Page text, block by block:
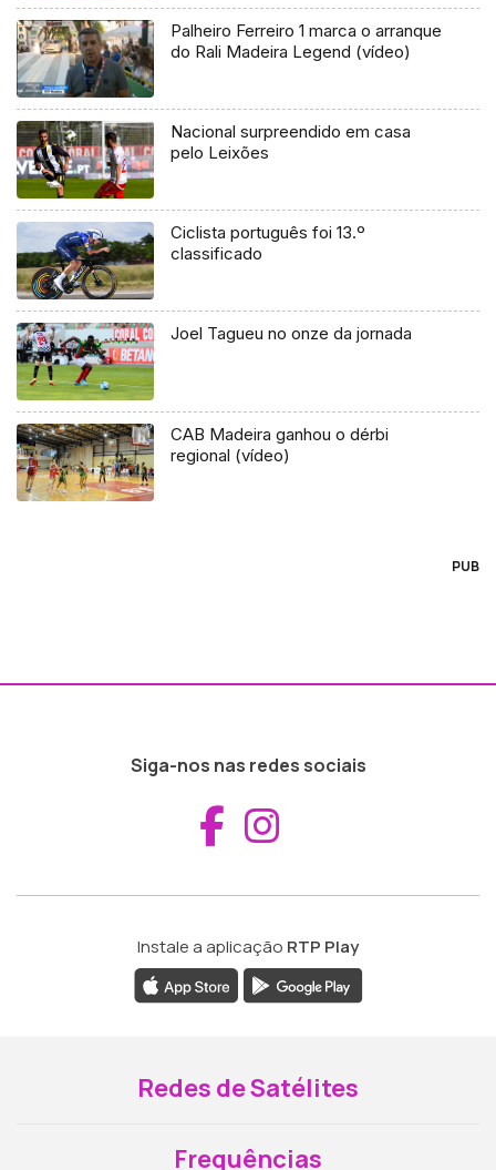
Palheiro Ferreiro 1 marca o arranque
do Rali Madeira Legend (vídeo)
Nacional surpreendido em casa
pelo Leixões
Ciclista português foi 13.º
classificado
Joel Tagueu no onze da jornada
CAB Madeira ganhou o dérbi
regional (vídeo)
PUB
Siga-nos nas redes sociais
Aceder ao
Instale a aplicação RTP Play
Redes de Satélites
Frequências